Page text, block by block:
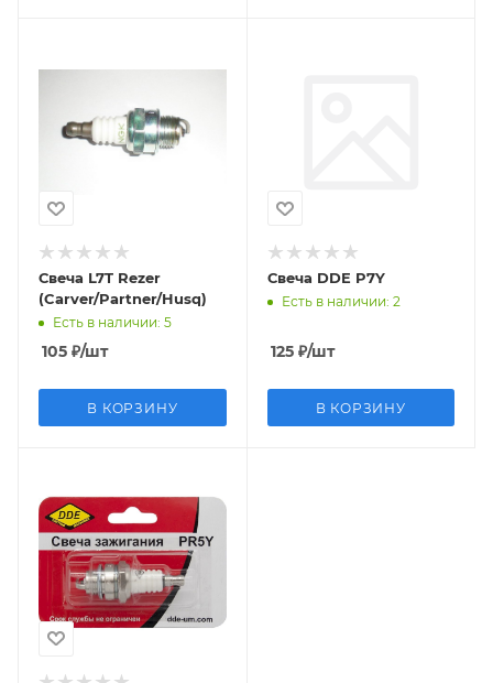
Свеча L7T Rezer
(Carver/Partner/Husq)
Есть в наличии: 5
105 ₽/шт
В КОРЗИНУ
Свеча DDE P7Y
Есть в наличии: 2
125₽/шт
В КОРЗИНУ